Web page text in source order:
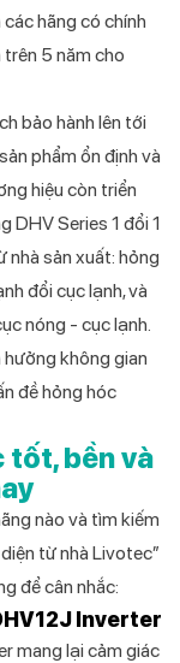
hãng có chính
5 năm cho
bảo hành lên tới
phẩm ổn định và
hiệu còn triển
DHV Series 1 đổi 1
nhà sản xuất: hỏng
đổi cục lạnh, và
nóng - cục lạnh.
không gian
đề hỏng hóc
tốt, bền và
nào và tìm kiếm
từ nhà Livotec”
để cân nhắc:
Inverter
mang lại cảm giác